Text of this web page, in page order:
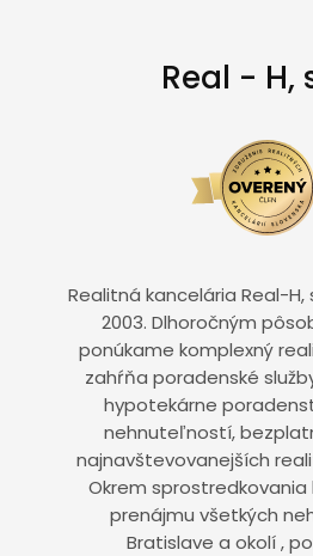
Real - H,
Realitná kancelária Real-H,
2003. Dlhoročným
ponúkame komplexný
zahŕňa poradenské
hypotekárne
nehnuteľností,
najnavštevovanejších
Okrem sprostredkovania
prenájmu všetkých
Bratislave a okolí ,